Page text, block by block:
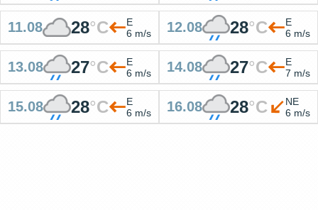
11.08 28°C
E
6 m/s
12.08 28°C
E
6 m/s
13.08 27°C
E
6 m/s
14.08 27°C
E
7 m/s
15.08 28°C
E
6 m/s
16.08 28°C
NE
6 m/s